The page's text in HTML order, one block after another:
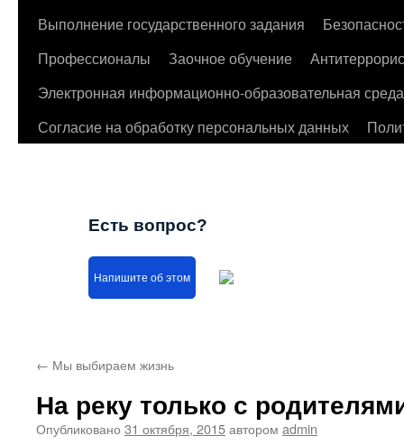
Выполнение государственного задания
Профессионалы
Заочное обучение
Электронная информационно-образовательная среда
Согласие на обработку персональных данных
Есть вопрос?
Напишите об этом
← Мы выбираем жизнь
На реку только с
Опубликовано 31 октября, 2015автором admin